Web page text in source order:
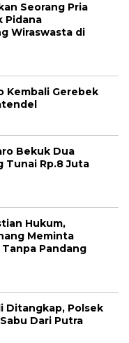
Seorang Pria
Pidana
Wiraswasta di
Kembali Gerebek
Bekuk Dua
Tunai Rp.8 Juta
Hukum,
Meminta
Pandang
Ditangkap, Polsek
Dari Putra